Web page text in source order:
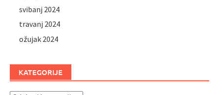
svibanj 2024
travanj 2024
ožujak 2024
KATEGORIJE